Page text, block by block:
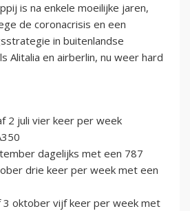
is na enkele moeilijke jaren,
de coronacrisis en een
in buitenlandse
Alitalia en airberlin, nu weer hard
2 juli vier keer per week
dagelijks met een 787
drie keer per week met een
3 oktober vijf keer per week met